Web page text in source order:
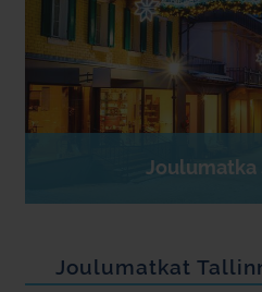
Joulumatka
Joulumatkat